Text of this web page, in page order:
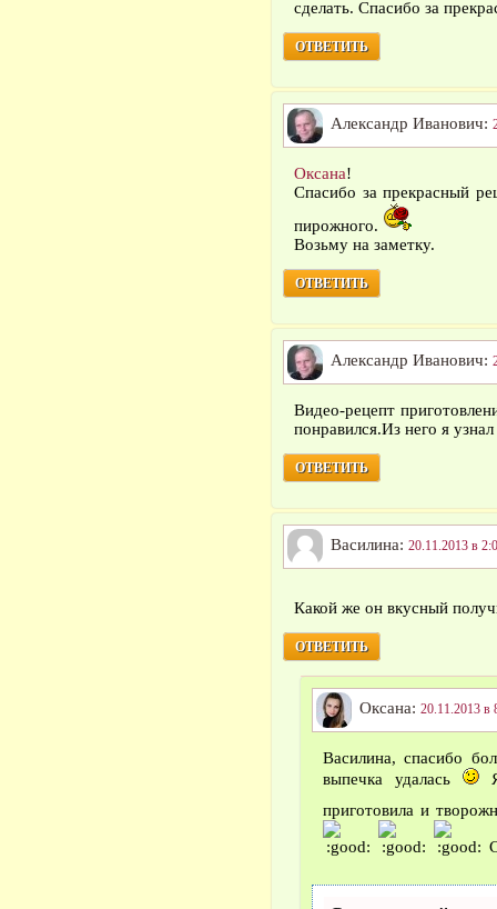
сделать. Спасибо за
ОТВЕТИТЬ
Александр Иванович:
Оксана!
Спасибо за прекрасный
пирожного.
Возьму на заметку.
ОТВЕТИТЬ
Александр Иванович:
Видео-рецепт
понравился.Из него я
ОТВЕТИТЬ
Василина: 20.11.2013 в
Какой же он вкусный
ОТВЕТИТЬ
Оксана: 20.11.2013 в
Василина, спасибо
выпечка удалась
приготовила и